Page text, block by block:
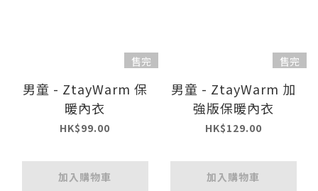
售完
男童 - ZtayWarm 保
暖內衣
HK$99.00
加入購物車
售完
男童 - ZtayWarm 加
強版保暖內衣
HK$129.00
加入購物車